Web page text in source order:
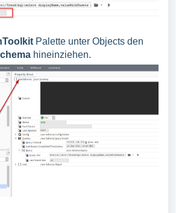
Palette unter Objects den
hineinziehen.